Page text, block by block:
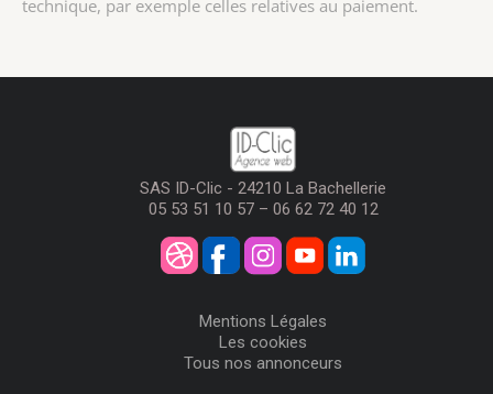
technique, par exemple celles relatives au paiement.
SAS ID-Clic - 24210 La Bachellerie
05 53 51 10 57 – 06 62 72 40 12
Mentions Légales
Les cookies
Tous nos annonceurs